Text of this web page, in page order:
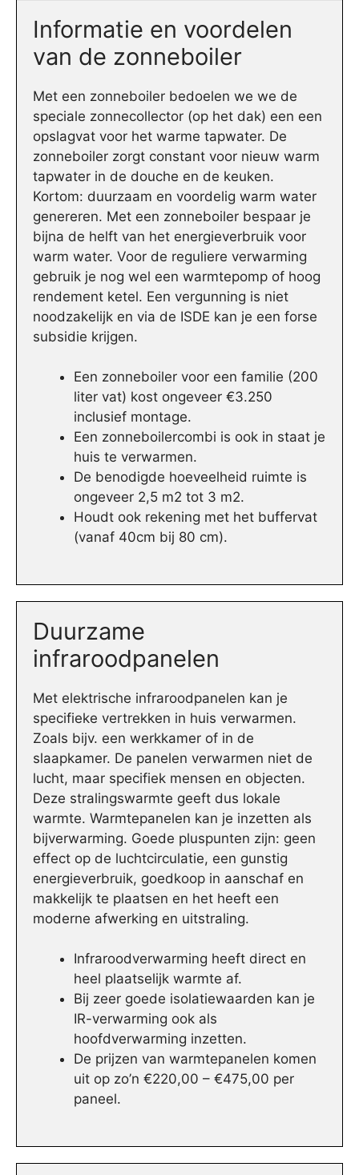
Informatie en voordelen
van de zonneboiler
Met een zonneboiler bedoelen we we de
speciale zonnecollector (op het dak) een een
opslagvat voor het warme tapwater. De
zonneboiler zorgt constant voor nieuw warm
tapwater in de douche en de keuken.
Kortom: duurzaam en voordelig warm water
genereren. Met een zonneboiler bespaar je
bijna de helft van het energieverbruik voor
warm water. Voor de reguliere verwarming
gebruik je nog wel een warmtepomp of hoog
rendement ketel. Een vergunning is niet
noodzakelijk en via de ISDE kan je een forse
subsidie krijgen.
Een zonneboiler voor een familie (200
liter vat) kost ongeveer €3.250
inclusief montage.
Een zonneboilercombi is ook in staat je
huis te verwarmen.
De benodigde hoeveelheid ruimte is
ongeveer 2,5 m2 tot 3 m2.
Houdt ook rekening met het buffervat
(vanaf 40cm bij 80 cm).
Duurzame
infraroodpanelen
Met elektrische infraroodpanelen kan je
specifieke vertrekken in huis verwarmen.
Zoals bijv. een werkkamer of in de
slaapkamer. De panelen verwarmen niet de
lucht, maar specifiek mensen en objecten.
Deze stralingswarmte geeft dus lokale
warmte. Warmtepanelen kan je inzetten als
bijverwarming. Goede pluspunten zijn: geen
effect op de luchtcirculatie, een gunstig
energieverbruik, goedkoop in aanschaf en
makkelijk te plaatsen en het heeft een
moderne afwerking en uitstraling.
Infraroodverwarming heeft direct en
heel plaatselijk warmte af.
Bij zeer goede isolatiewaarden kan je
IR-verwarming ook als
hoofdverwarming inzetten.
De prijzen van warmtepanelen komen
uit op zo’n €220,00 – €475,00 per
paneel.